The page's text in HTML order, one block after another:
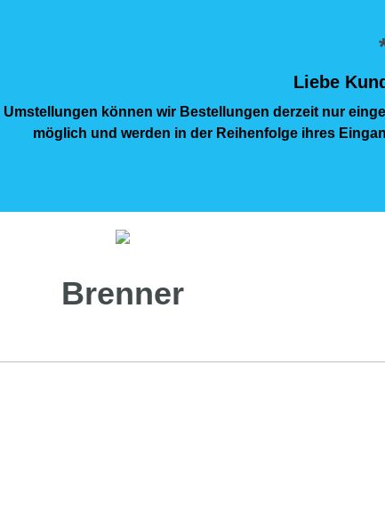
Liebe
können wir Bestellungen derzeit nur
möglich und werden in der Reihenfolge ihres
Brenner